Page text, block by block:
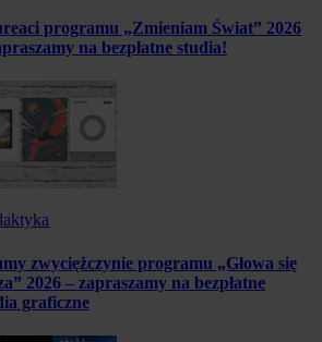
programu „Zmieniam Świat” 2026
na bezpłatne studia!
zwyciężczynie programu „Głowa się
2026 – zapraszamy na bezpłatne
graficzne